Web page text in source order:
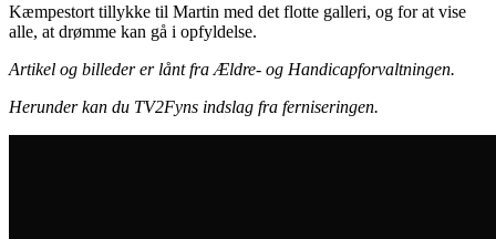
Kæmpestort tillykke til Martin med det flotte galleri, og for at vise
alle, at drømme kan gå i opfyldelse.
Artikel og billeder er lånt fra Ældre- og Handicapforvaltningen.
Herunder kan du TV2Fyns indslag fra ferniseringen.